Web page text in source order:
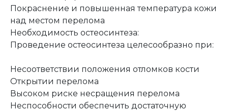
Покраснение и повышенная температура кожи
над местом перелома
Необходимость остеосинтеза:
Проведение остеосинтеза целесообразно при:
Несоответствии положения отломков кости
Открытии перелома
Высоком риске несращения перелома
Неспособности обеспечить достаточную